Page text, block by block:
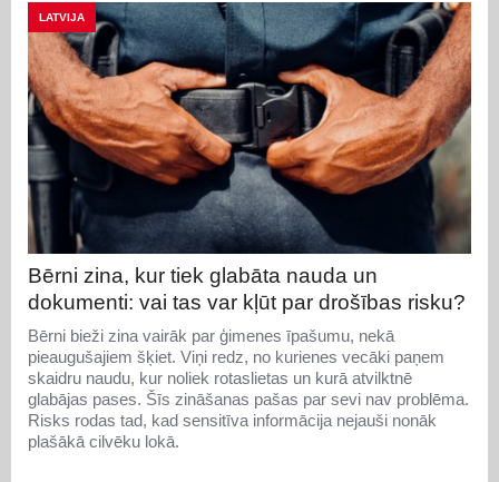
LATVIJA
Bērni zina, kur tiek glabāta nauda un
dokumenti: vai tas var kļūt par drošības risku?
Bērni bieži zina vairāk par ģimenes īpašumu, nekā
pieaugušajiem šķiet. Viņi redz, no kurienes vecāki paņem
skaidru naudu, kur noliek rotaslietas un kurā atvilktnē
glabājas pases. Šīs zināšanas pašas par sevi nav problēma.
Risks rodas tad, kad sensitīva informācija nejauši nonāk
plašākā cilvēku lokā.